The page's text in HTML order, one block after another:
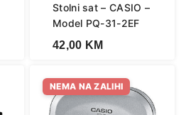
Stolni sat – CASIO –
Model PQ-31-2EF
42,00 KM
NEMA NA ZALIHI